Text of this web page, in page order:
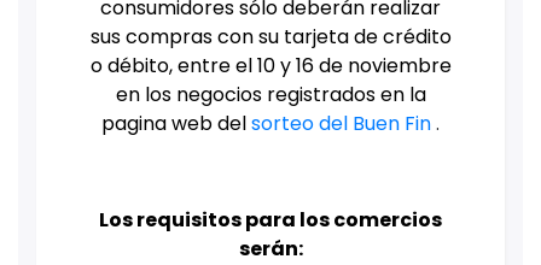
consumidores sólo deberán realizar
sus compras con su tarjeta de crédito
o débito, entre el 10 y 16 de noviembre
en los negocios registrados en la
pagina web delsorteo del Buen Fin.
Los requisitos para los comercios
serán: